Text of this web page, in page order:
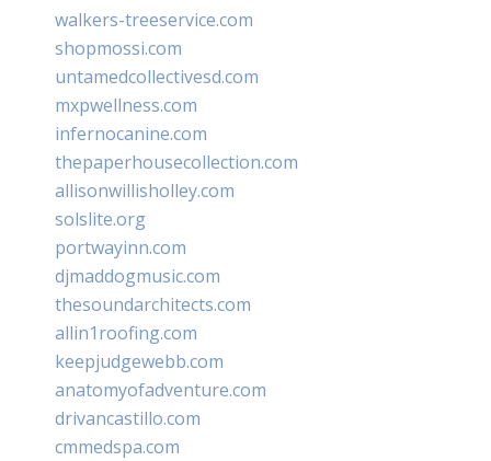
walkers-treeservice.com
shopmossi.com
untamedcollectivesd.com
mxpwellness.com
infernocanine.com
thepaperhousecollection.com
allisonwillisholley.com
solslite.org
portwayinn.com
djmaddogmusic.com
thesoundarchitects.com
allin1roofing.com
keepjudgewebb.com
anatomyofadventure.com
drivancastillo.com
cmmedspa.com